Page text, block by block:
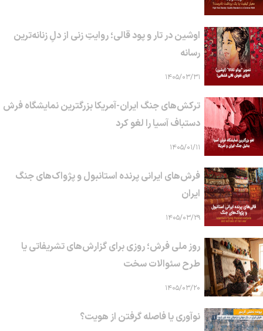
اوشین در تار و پود قالی؛ روایتِ زنی از دلِ زنانه‌ترین
رسانه
۱۴۰۵/۰۳/۳۱
ترکش‌های جنگ ایران-آمریکا بزرگترین نمایشگاه فرش
دستباف آسیا را لغو کرد
۱۴۰۵/۰۱/۱۱
فرش‌های ایرانی پرنده استانبول و پژواک‌های جنگ
ایران
۱۴۰۵/۰۳/۲۹
روز ملی فرش؛ روزی برای گزارش‌های تشریفاتی یا
طرح سئوالات سخت
۱۴۰۵/۰۳/۲۰
نوآوری یا فاصله گرفتن از هویت؟